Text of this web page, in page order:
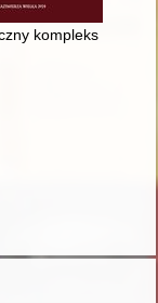
relacjach z Polską w
kompleks